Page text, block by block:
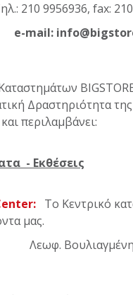
210 9956936, fax:
e-mail:
Δραστηριότητα της
περιλαμβάνει:
- Εκθέσεις
Το Κεντρικό
μας.